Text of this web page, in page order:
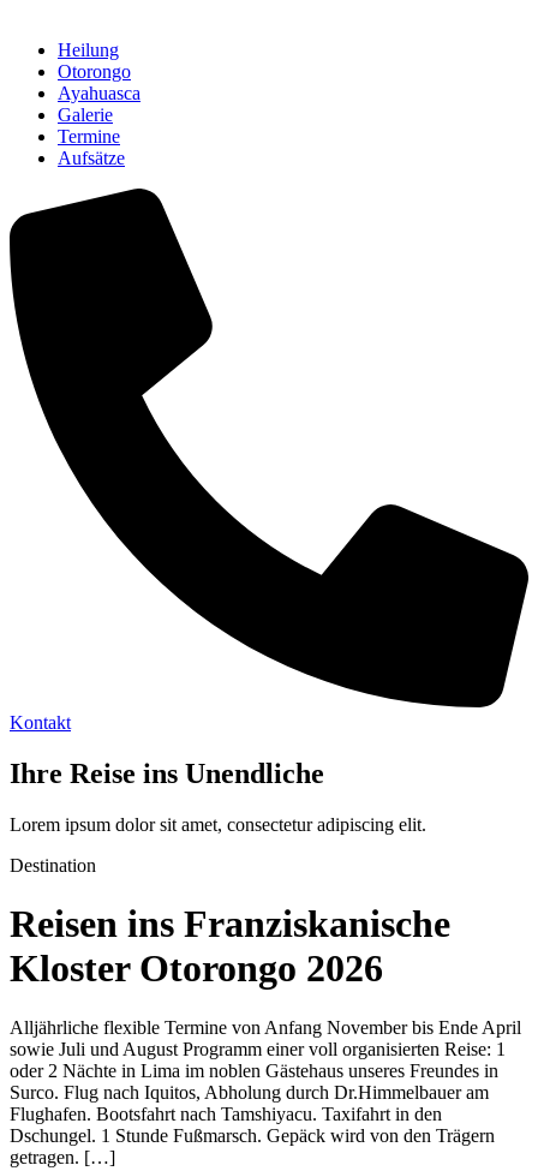
Heilung
Otorongo
Ayahuasca
Galerie
Termine
Aufsätze
Kontakt
Ihre Reise ins Unendliche
Lorem ipsum dolor sit amet, consectetur adipiscing elit.
Destination
Reisen ins Franziskanische
Kloster Otorongo 2026
Alljährliche flexible Termine von Anfang November bis Ende April
sowie Juli und August Programm einer voll organisierten Reise: 1
oder 2 Nächte in Lima im noblen Gästehaus unseres Freundes in
Surco. Flug nach Iquitos, Abholung durch Dr.Himmelbauer am
Flughafen. Bootsfahrt nach Tamshiyacu. Taxifahrt in den
Dschungel. 1 Stunde Fußmarsch. Gepäck wird von den Trägern
getragen. […]